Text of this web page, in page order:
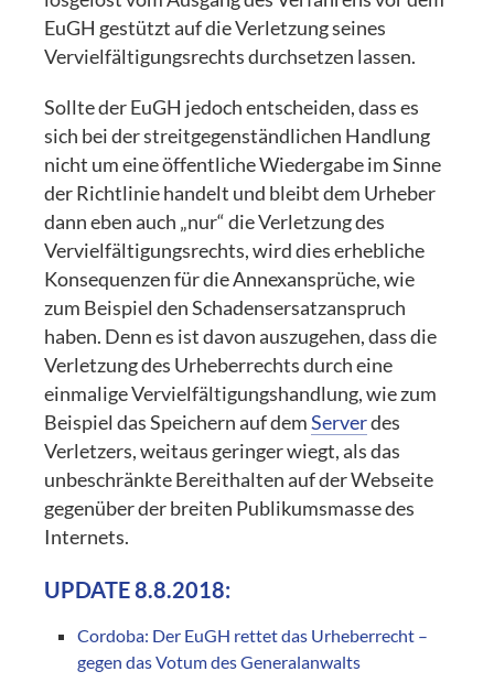
EuGH gestützt auf die Verletzung seines
Vervielfältigungsrechts durchsetzen lassen.
Sollte der EuGH jedoch entscheiden, dass es
sich bei der streitgegenständlichen Handlung
nicht um eine öffentliche Wiedergabe im Sinne
der Richtlinie handelt und bleibt dem Urheber
dann eben auch „nur“ die Verletzung des
Vervielfältigungsrechts, wird dies erhebliche
Konsequenzen für die Annexansprüche, wie
zum Beispiel den Schadensersatzanspruch
haben. Denn es ist davon auszugehen, dass die
Verletzung des Urheberrechts durch eine
einmalige Vervielfältigungshandlung, wie zum
Beispiel das Speichern auf demServerdes
Verletzers, weitaus geringer wiegt, als das
unbeschränkte Bereithalten auf der Webseite
gegenüber der breiten Publikumsmasse des
Internets.
UPDATE 8.8.2018:
Cordoba: Der EuGH rettet das Urheberrecht –
gegen das Votum des Generalanwalts